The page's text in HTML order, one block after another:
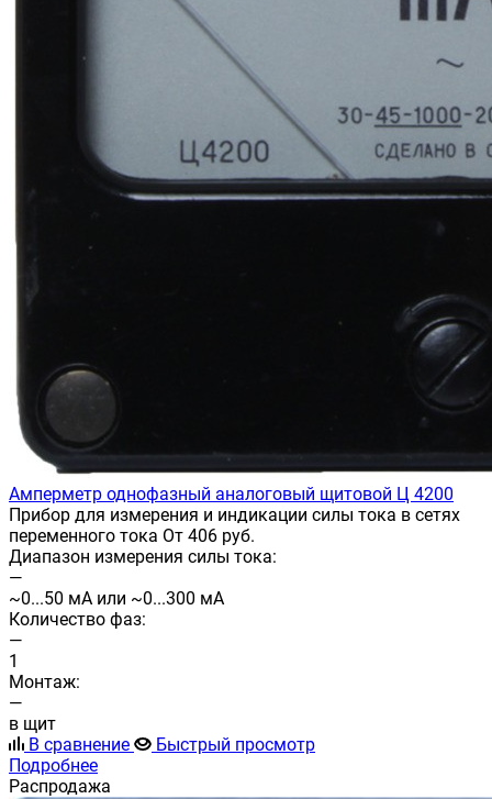
Амперметр однофазный аналоговый щитовой Ц 4200
Прибор для измерения и индикации силы тока в сетях
переменного тока От 406 руб.
Диапазон измерения силы тока:
—
~0...50 мА или ~0...300 мА
Количество фаз:
—
1
Монтаж:
—
в щит
В сравнение
Быстрый просмотр
Подробнее
Распродажа